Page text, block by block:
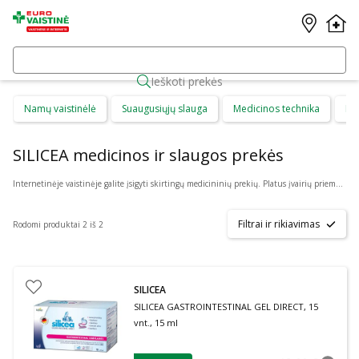
Ieškoti prekės
Namų vaistinėlė Suaugusiųjų slauga Medicinos technika
SILICEA medicinos ir slaugos prekės
Internetinėje vaistinėje galite įsigyti skirtingų medicininių prekių. Platus įvairių priemonių ir technikos pasirinkimas leis visiems pirkėjams lengviau rasti tai, ko jie ieško. Šioje prekių kategorijoje yra daugybė skirtingų medicinos priemonių ir priedų, pradedant specialiais kremais ir pleistrais, baigiant kapsulėmis ar drėkinančiais akių lašais. Jeigu jums sunku apsispręsti, kurie produktai būtų geriausias ar tinkamiausias pasirinkimas, mūsų konsultantai gali jums patarti nuotoliniu būdu: internetu aktyviame pokalbio lange, el. paštu ar telefonu.
Rodomi produktai 2 iš 2 Filtrai ir rikiavimas
SILICEA
SILICEA GASTROINTESTINAL GEL DIRECT, 15
vnt., 15 ml